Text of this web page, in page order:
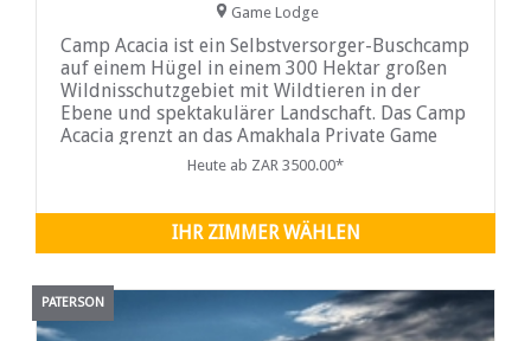
Game Lodge
Camp Acacia ist ein Selbstversorger-Buschcamp
auf einem Hügel in einem 300 Hektar großen
Wildnisschutzgebiet mit Wildtieren in der
Ebene und spektakulärer Landschaft. Das Camp
Acacia grenzt an das Amakhala Private Game
Reserve und liegt im Großraum Addo, eine 30-
Heute ab ZAR 3500.00*
IHR ZIMMER WÄHLEN
PATERSON